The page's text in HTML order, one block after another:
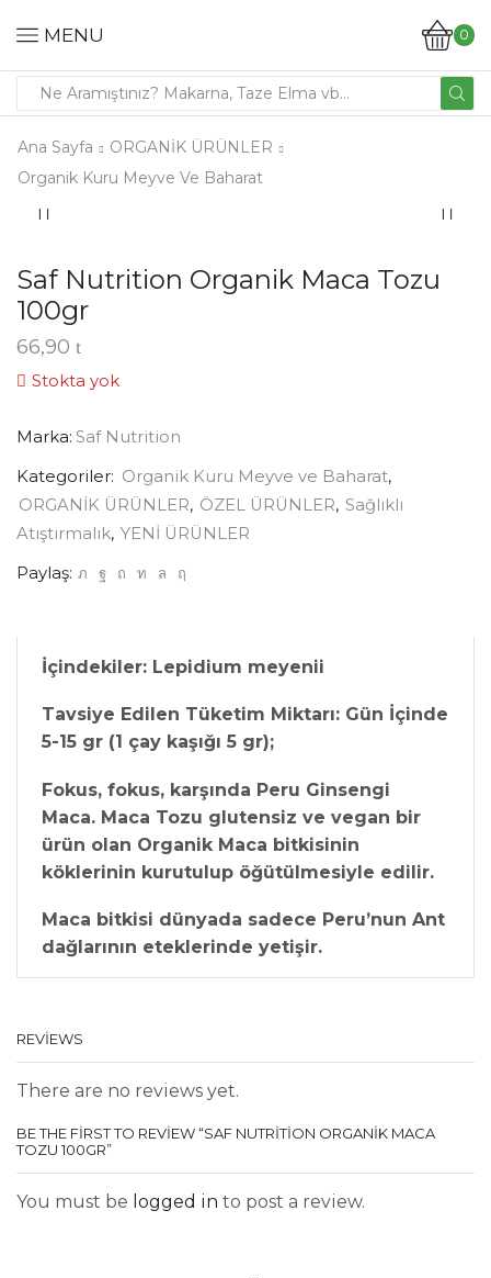
MENU 0
Ana Sayfa
ORGANİK ÜRÜNLER
Organik Kuru Meyve Ve Baharat
Saf Nutrition Organik Maca Tozu
100gr
66,90
Stokta yok
Marka: Saf Nutrition
Kategoriler: Organik Kuru Meyve ve Baharat,
ORGANİK ÜRÜNLER, ÖZEL ÜRÜNLER, Sağlıklı
Atıştırmalık, YENİ ÜRÜNLER
Paylaş:
İçindekiler: Lepidium meyenii
Tavsiye Edilen Tüketim Miktarı: Gün İçinde
5-15 gr (1 çay kaşığı 5 gr);
Fokus, fokus, karşında Peru Ginsengi
Maca. Maca Tozu glutensiz ve vegan bir
ürün olan Organik Maca bitkisinin
köklerinin kurutulup öğütülmesiyle edilir.
Maca bitkisi dünyada sadece Peru’nun Ant
dağlarının eteklerinde yetişir.
REVIEWS
There are no reviews yet.
BE THE FIRST TO REVIEW “SAF NUTRITION ORGANIK MACA
TOZU 100GR”
You must be logged in to post a review.